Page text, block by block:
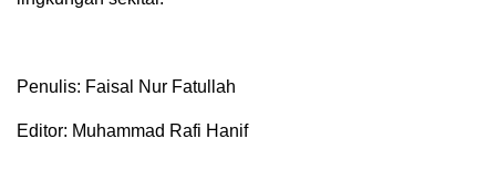
Penulis: Faisal Nur Fatullah
Editor: Muhammad Rafi Hanif